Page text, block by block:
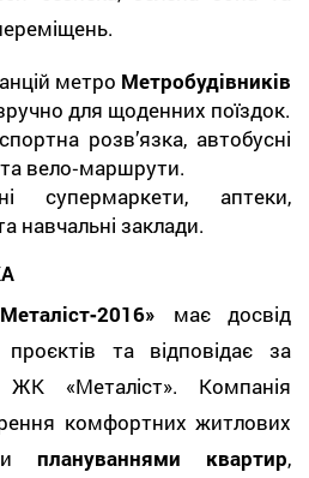
метро Метробудівників
для щоденних поїздок.
розв’язка, автобусні
вело‑маршрути.
супермаркети, аптеки,
навчальні заклади.
має досвід
проєктів та відповідає за
ЖК «Металіст». Компанія
комфортних житлових
плануваннями квартир,